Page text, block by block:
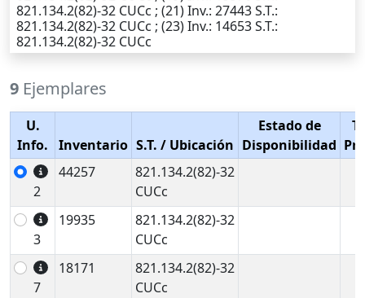
821.134.2(82)-32 CUCc ; (21)Inv.: 27443S.T.:
821.134.2(82)-32 CUCc ; (23)Inv.: 14653S.T.:
821.134.2(82)-32 CUCc
9 Ejemplares
U.
Info.
Inventario S.T. / Ubicación
Estado de
Disponibilidad
2
44257
821.134.2(82)-32
CUCc
3
19935
821.134.2(82)-32
CUCc
7
18171
821.134.2(82)-32
CUCc